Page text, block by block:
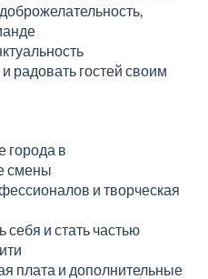
радовать гостей своим
города в
смены
и творческая
и стать частью
плата и дополнительные